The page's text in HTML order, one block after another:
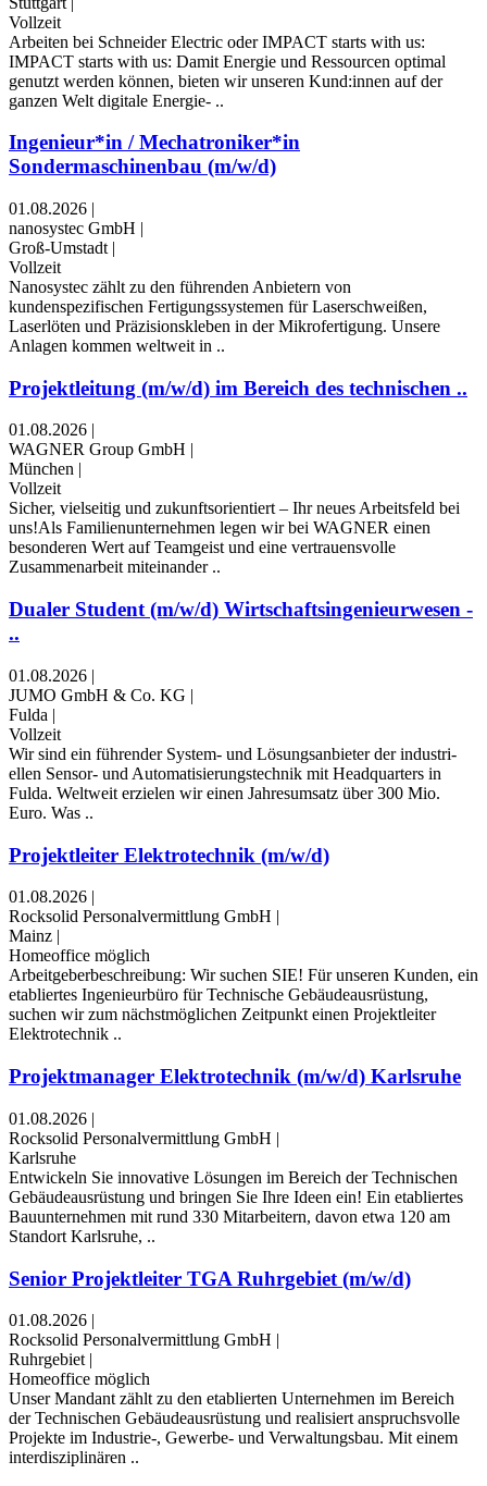
Vollzeit
Arbeiten bei Schneider Electric oder IMPACT starts with us:
IMPACT starts with us: Damit Energie und Ressourcen optimal
genutzt werden können, bieten wir unseren Kund:innen auf der
ganzen Welt digitale Energie- ..
Ingenieur*in / Mechatroniker*in
Sondermaschinenbau (m/w/d)
01.08.2026 |
nanosystec GmbH |
Groß-Umstadt |
Vollzeit
Nanosystec zählt zu den führenden Anbietern von
kundenspezifischen Fertigungssystemen für Laserschweißen,
Laserlöten und Präzisionskleben in der Mikrofertigung. Unsere
Anlagen kommen weltweit in ..
Projektleitung (m/w/d) im Bereich des technischen ..
01.08.2026
WAGNER Group GmbH
München
Vollzeit
Sicher, vielseitig und zukunftsorientiert – Ihr neues Arbeitsfeld bei
uns!Als Familienunternehmen legen wir bei WAGNER einen
besonderen Wert auf Teamgeist und eine vertrauensvolle
Zusammenarbeit miteinander ..
Dualer Student (m/w/d) Wirtschaftsingenieurwesen -
..
01.08.2026 |
JUMO GmbH & Co. KG |
Fulda |
Vollzeit
Wir sind ein führender System- und Lösungs­anbieter der industri­
ellen Sensor- und Automatisierungs­technik mit Head­quarters in
Fulda. Weltweit erzielen wir einen Jahres­umsatz über 300 Mio.
Euro. Was ..
Projektleiter Elektrotechnik (m/w/d)
01.08.2026 |
Rocksolid Personalvermittlung GmbH |
Mainz |
Homeoffice möglich
Arbeitgeberbeschreibung: Wir suchen SIE! Für unseren Kunden, ein
etabliertes Ingenieurbüro für Technische Gebäudeausrüstung,
suchen wir zum nächstmöglichen Zeitpunkt einen Projektleiter
Elektrotechnik ..
Projektmanager Elektrotechnik (m/w/d) Karlsruhe
01.08.2026 |
Rocksolid Personalvermittlung GmbH |
Karlsruhe
Entwickeln Sie innovative Lösungen im Bereich der Technischen
Gebäudeausrüstung und bringen Sie Ihre Ideen ein! Ein etabliertes
Bauunternehmen mit rund 330 Mitarbeitern, davon etwa 120 am
Standort Karlsruhe, ..
Senior Projektleiter TGA Ruhrgebiet (m/w/d)
01.08.2026 |
Rocksolid Personalvermittlung GmbH |
Ruhrgebiet |
Homeoffice möglich
Unser Mandant zählt zu den etablierten Unternehmen im Bereich
der Technischen Gebäudeausrüstung und realisiert anspruchsvolle
Projekte im Industrie-, Gewerbe- und Verwaltungsbau. Mit einem
interdisziplinären ..